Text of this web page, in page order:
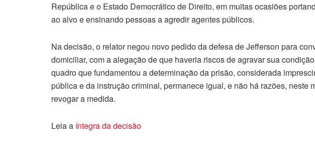
República e o Estado Democrático de Direito, em muitas ocasiões
ao alvo e ensinando pessoas a agredir agentes públicos.
Na decisão, o relator negou novo pedido da defesa de Jefferson para
domiciliar, com a alegação de que haveria riscos de agravar sua
quadro que fundamentou a determinação da prisão, considerada
pública e da instrução criminal, permanece igual, e não há razões, neste
revogar a medida.
Leia a íntegra da decisão